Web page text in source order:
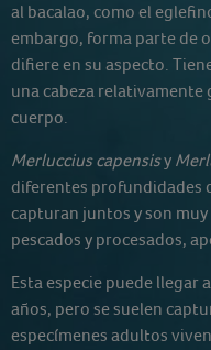
al bacalao, como el
embargo, forma parte de
difiere en su aspecto.
una cabeza relativamente
cuerpo.
Merluccius capensisy
diferentes profundidades
capturan juntos y son
pescados y procesados,
Esta especie puede llegar
años, pero se suelen
especímenes adultos